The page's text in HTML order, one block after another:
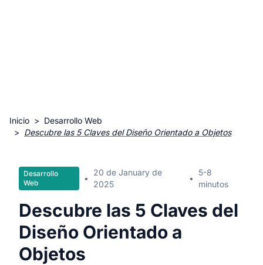
Inicio > Desarrollo Web
> Descubre las 5 Claves del Diseño Orientado a Objetos
Desarrollo
Web
•
20 de January de
2025
•
5-8
minutos
Descubre las 5 Claves del
Diseño Orientado a
Objetos